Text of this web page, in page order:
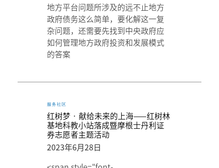
地方平台问题所涉及的远不止地方
政府债务这么简单，要化解这一复
杂问题，还需要先找到中央政府应
如何管理地方政府投资和发展模式
的答案
服务社区
红树梦 · 献给未来的上海——红树林
基地科教小站落成暨摩根士丹利证
券志愿者主题活动
2023年6月28日